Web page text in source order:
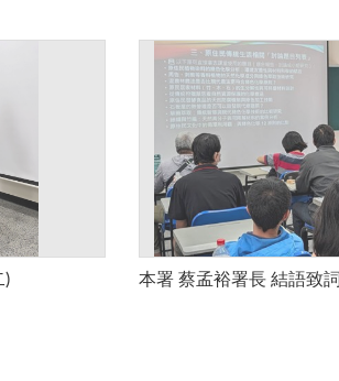
) 本署 蔡孟裕署長 結語致詞